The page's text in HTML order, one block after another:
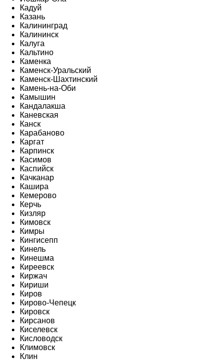
Кадуй
Казань
Калининград
Калининск
Калуга
Кальтино
Каменка
Каменск-Уральский
Каменск-Шахтинский
Камень-на-Оби
Камышин
Кандалакша
Каневская
Канск
Карабаново
Каргат
Карпинск
Касимов
Каспийск
Качканар
Кашира
Кемерово
Керчь
Кизляр
Кимовск
Кимры
Кингисепп
Кинель
Кинешма
Киреевск
Киржач
Кириши
Киров
Кирово-Чепецк
Кировск
Кирсанов
Киселевск
Кисловодск
Климовск
Клин